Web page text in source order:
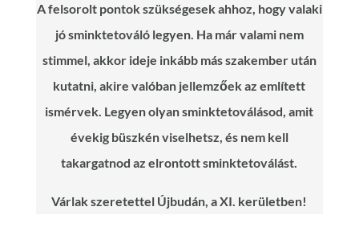
A felsorolt pontok szükségesek ahhoz, hogy valaki
jó sminktetováló legyen. Ha már valami nem
stimmel, akkor ideje inkább más szakember után
kutatni, akire valóban jellemzőek az említett
ismérvek. Legyen olyan sminktetoválásod, amit
évekig büszkén viselhetsz, és nem kell
takargatnod az elrontott sminktetoválást.
Várlak szeretettel Újbudán, a XI. kerületben!